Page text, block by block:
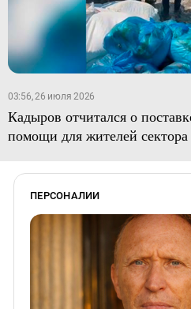
03:56, 26 июля 2026
Кадыров отчитался о
помощи для жителей сектора
ПЕРСОНАЛИИ